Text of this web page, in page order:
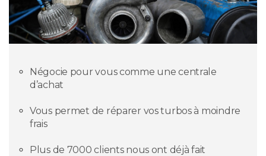
Négocie pour vous comme une centrale
d’achat
Vous permet de réparer vos turbos à moindre
frais
Plus de 7000 clients nous ont déjà fait